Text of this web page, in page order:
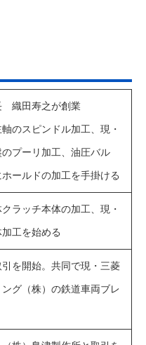
織田寿之が創業
のスピンドル加工、現・
プーリ加工、油圧バル
ールドの加工を手掛ける
ラッチ本体の加工、現・
工を始める
を開始。共同で現・三菱
グ（株）の鉄道車両ブレ